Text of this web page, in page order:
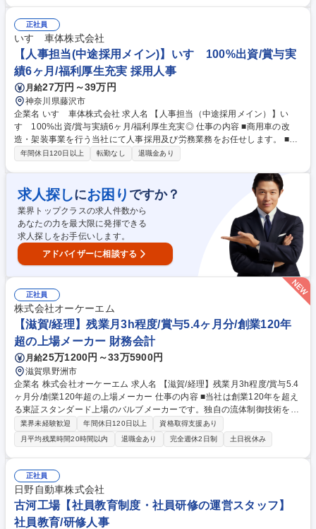
して数千万円規模の利益改善が見込めるようなインパクトのある業務に携
わることができます。審査部門や債権回収部門などの領域における課題を
すくいあげ、機械学習を活用し課題解決に導き、その後の運用までを考え
構築いただける方を募集します。 募集職種 福岡【データサイエンティス
ト/与信領域】フルフレックス×Hybrid Workstyle
正社員
いすゞ車体株式会社
【人事担当(中途採用メイン)】いすゞ100%出資/賞与実
績6ヶ月/福利厚生充実 採用人事
月給27万円～39万円
神奈川県藤沢市
企業名 いすゞ車体株式会社 求人名 【人事担当（中途採用メイン）】い
すゞ100%出資/賞与実績6ヶ月/福利厚生充実◎ 仕事の内容 ■商用車の改
造・架装事業を行う当社にて人事採用及び労務業務をお任せします。 ■ま
ずは中途採用からスタート。慣れたら労務へ幅を広げ、将来的には様々な
面接、内定者フォローなど） 【業務に慣れた後】労務管理（勤怠管理、各
種手続きなど） ■人事制度の運用（昇給・賞与査定、調整会議の運営な
ど） ■将来的には新卒採用、教育研修の立案、人事企画などへ挑戦 いすゞ
グループの安定した土壌で、定型業務から組織を動かす施策の実行まで幅
広く携わり、段階的に人事・労務のスペシャリストとしてのキャリアを構
築できる環境です。 募集職種 【人事担当（中途採用メイン）】いすゞ10
0%出資/賞与実績6ヶ月/福利厚生充実◎
年間休日120日以上 転勤なし 退職金あり
求人探しにお困り ですか？
業界トップクラスの求人件数から
あなたの力を最大限に発揮できる
求人探しをお手伝いします。
アドバイザーに相談する
正社員
株式会社オーケーエム
【滋賀/経理】残業月3h程度/賞与5.4ヶ月分/創業120年
超の上場メーカー 財務会計
月給25万1200円～33万5900円
滋賀県野洲市
企業名 株式会社オーケーエム 求人名 【滋賀/経理】残業月3h程度/賞与5.4
ヶ月分/創業120年超の上場メーカー 仕事の内容 ■当社は創業120年を超え
る東証スタンダード上場のバルブメーカーです。独自の流体制御技術を強
みに船舶やプラントなど世界十数カ国へ製品を展開。そんな当社にて経理
職をご担当いただきます。 ■日次経理、売買掛金管理、出納、月次決算な
ど経理業務全般を担当。■背景・ミッション：組織強化と中核人材育成に
向け、経理課のリーダー候補として業務を牽引いただきます。■部内での
定期的なジョブローテーションを実施しており特定業務に偏らない環境で
す。■改善活動に取り組みつつ、目標達成を経て将来的には上位役職や管
理職を目指せる環境です。 募集職種 【滋賀/経理】残業月3h程度/賞与5.4
ヶ月分/創業120年超の上場メーカー
業界未経験歓迎 年間休日120日以上
資格取得支援あり
月平均残業時間20時間以内
退職金あり 完全週休2日制 土日祝休み
正社員
日野自動車株式会社
古河工場【社員教育制度・社員研修の運営スタッフ】
社員教育/研修人事